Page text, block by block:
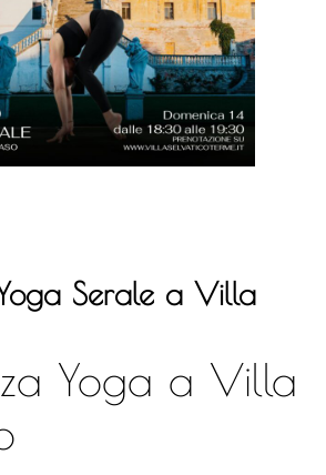
Serale a Villa
Yoga a Villa